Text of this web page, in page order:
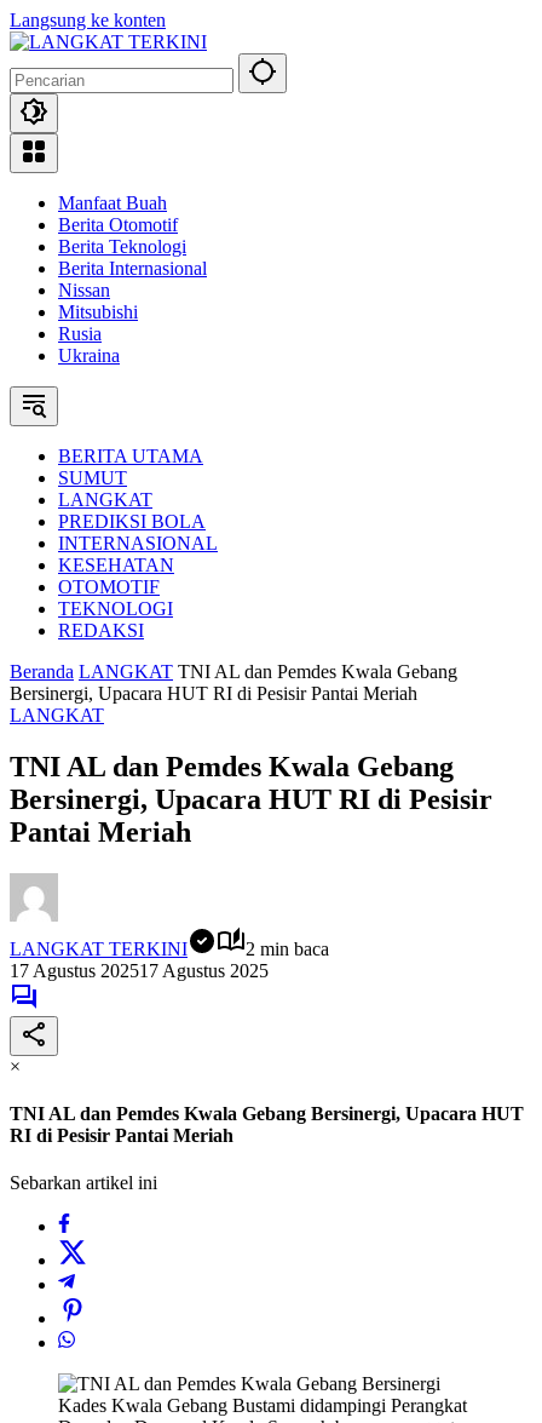
Langsung ke konten
Manfaat Buah
Berita Otomotif
Berita Teknologi
Berita Internasional
Nissan
Mitsubishi
Rusia
Ukraina
BERITA UTAMA
SUMUT
LANGKAT
PREDIKSI BOLA
INTERNASIONAL
KESEHATAN
OTOMOTIF
TEKNOLOGI
REDAKSI
Beranda LANGKAT TNI AL dan Pemdes Kwala Gebang
Bersinergi, Upacara HUT RI di Pesisir Pantai Meriah
LANGKAT
TNI AL dan Pemdes Kwala Gebang
Bersinergi, Upacara HUT RI di Pesisir
Pantai Meriah
LANGKAT TERKINI
2 min baca
17 Agustus 202517 Agustus 2025
×
TNI AL dan Pemdes Kwala Gebang Bersinergi, Upacara HUT
RI di Pesisir Pantai Meriah
Sebarkan artikel ini
Kades Kwala Gebang Bustami didampingi Perangkat